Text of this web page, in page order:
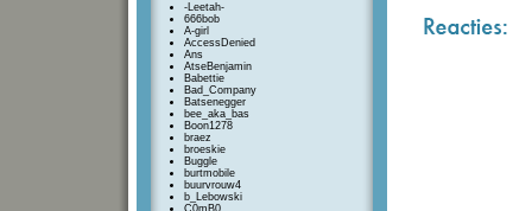
-Leetah-
666bob
A-girl
AccessDenied
Ans
AtseBenjamin
Babettie
Bad_Company
Batsenegger
bee_aka_bas
Boon1278
braez
broeskie
Buggle
burtmobile
buurvrouw4
b_Lebowski
C0mB0